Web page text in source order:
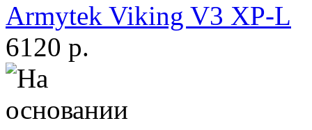
Armytek Viking V3 XP-L
6120 р.